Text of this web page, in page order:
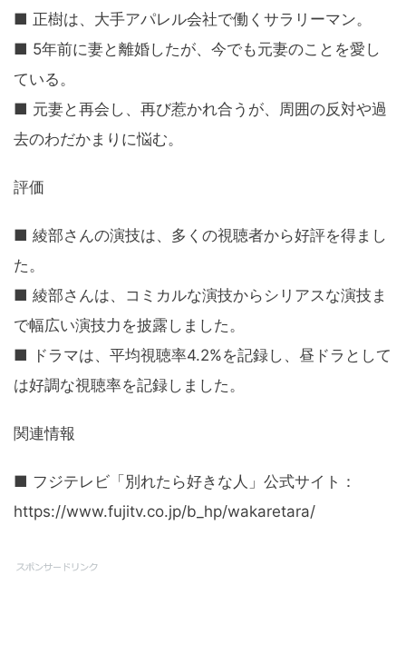
■ 正樹は、大手アパレル会社で働くサラリーマン。
■ 5年前に妻と離婚したが、今でも元妻のことを愛し
ている。
■ 元妻と再会し、再び惹かれ合うが、周囲の反対や過
去のわだかまりに悩む。
評価
■ 綾部さんの演技は、多くの視聴者から好評を得まし
た。
■ 綾部さんは、コミカルな演技からシリアスな演技ま
で幅広い演技力を披露しました。
■ ドラマは、平均視聴率4.2%を記録し、昼ドラとして
は好調な視聴率を記録しました。
関連情報
■ フジテレビ「別れたら好きな人」公式サイト：
https://www.fujitv.co.jp/b_hp/wakaretara/